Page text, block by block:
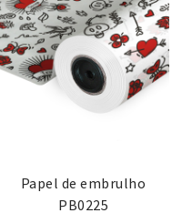
Papel de embrulho
PB0225